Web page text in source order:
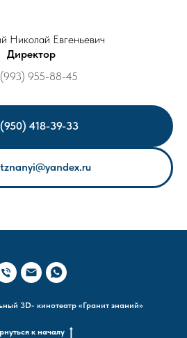
Николай Евгеньевич
Директор
955-88-45
418-39-33
3D- кинотеатр «Гранит знаний»
к началу